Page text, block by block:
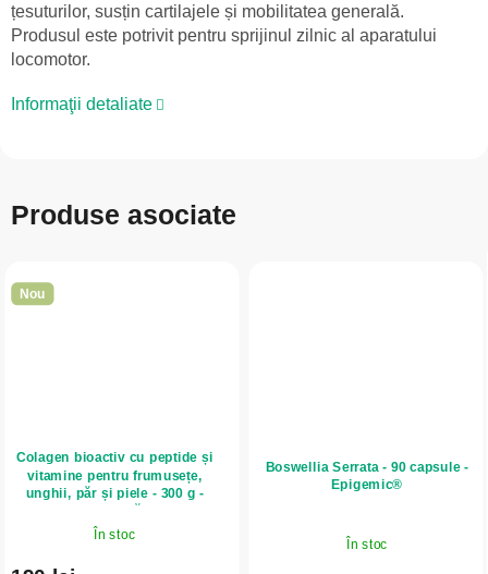
țesuturilor, susțin cartilajele și mobilitatea generală.
Produsul este potrivit pentru sprijinul zilnic al aparatului
locomotor.
Informaţii detaliate
Produse asociate
Nou
Colagen bioactiv cu peptide și
vitamine pentru frumusețe,
unghii, păr și piele - 300 g -
În stoc
Boswellia Serrata - 90 capsule -
Epigemic®
În stoc